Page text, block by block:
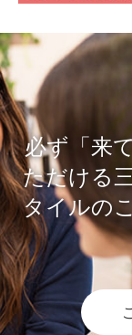
必ず「来
ただける
タイルの